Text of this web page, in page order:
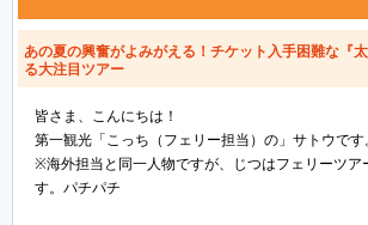
あの夏の興奮がよみがえる！チケット入手困難な『
る大注目ツアー
皆さま、こんにちは！
第一観光「こっち（フェリー担当）の」サトウです
※海外担当と同一人物ですが、じつはフェリーツア
す。パチパチ